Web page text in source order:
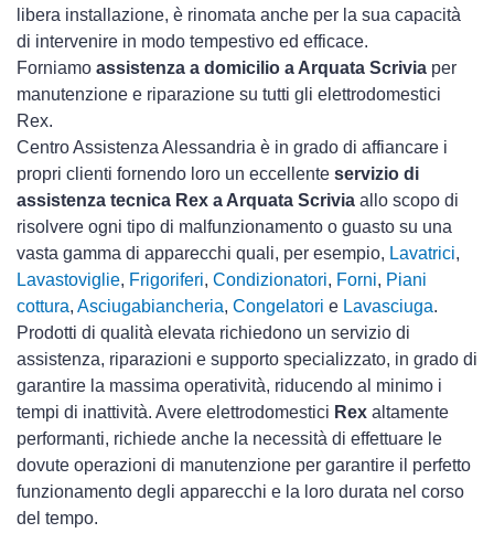
libera installazione, è rinomata anche per la sua capacità
di intervenire in modo tempestivo ed efficace.
Forniamo assistenza a domicilio a Arquata Scrivia per
manutenzione e riparazione su tutti gli elettrodomestici
Rex.
Centro Assistenza Alessandria è in grado di affiancare i
propri clienti fornendo loro un eccellente servizio di
assistenza tecnica Rex a Arquata Scrivia allo scopo di
risolvere ogni tipo di malfunzionamento o guasto su una
vasta gamma di apparecchi quali, per esempio, Lavatrici,
Lavastoviglie, Frigoriferi, Condizionatori, Forni, Piani
cottura, Asciugabiancheria, Congelatori e Lavasciuga.
Prodotti di qualità elevata richiedono un servizio di
assistenza, riparazioni e supporto specializzato, in grado di
garantire la massima operatività, riducendo al minimo i
tempi di inattività. Avere elettrodomestici Rex altamente
performanti, richiede anche la necessità di effettuare le
dovute operazioni di manutenzione per garantire il perfetto
funzionamento degli apparecchi e la loro durata nel corso
del tempo.